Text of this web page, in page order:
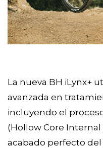
La nueva BH iLynx+
avanzada en
incluyendo el
(Hollow Core
acabado perfecto